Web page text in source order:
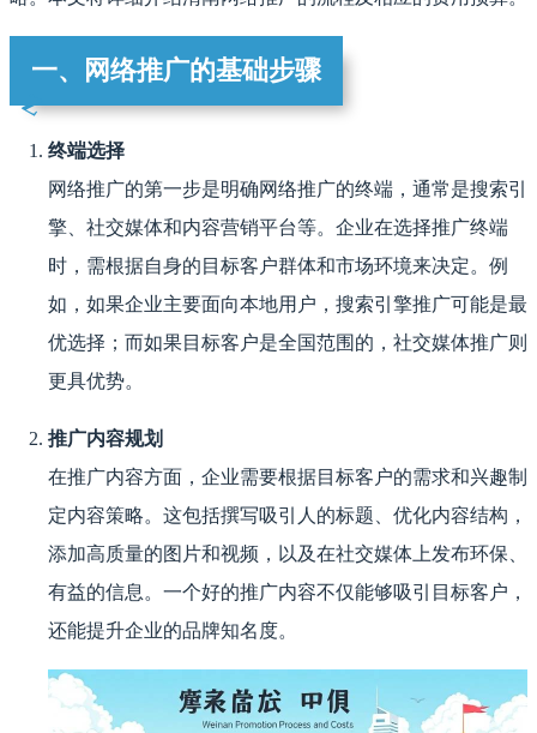
一、网络推广的基础步骤
终端选择
网络推广的第一步是明确网络推广的终端，通常是搜索引
擎、社交媒体和内容营销平台等。企业在选择推广终端
时，需根据自身的目标客户群体和市场环境来决定。例
如，如果企业主要面向本地用户，搜索引擎推广可能是最
优选择；而如果目标客户是全国范围的，社交媒体推广则
更具优势。
推广内容规划
在推广内容方面，企业需要根据目标客户的需求和兴趣制
定内容策略。这包括撰写吸引人的标题、优化内容结构，
添加高质量的图片和视频，以及在社交媒体上发布环保、
有益的信息。一个好的推广内容不仅能够吸引目标客户，
还能提升企业的品牌知名度。